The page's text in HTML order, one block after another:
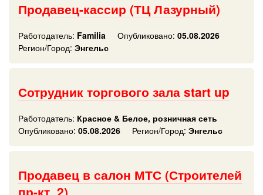
Продавец-кассир (ТЦ Лазурный)
Работодатель: Familia Опубликовано: 05.08.2026
Регион/Город: Энгельс
Сотрудник торгового зала start up
Работодатель: Красное & Белое, розничная сеть
Опубликовано: 05.08.2026 Регион/Город: Энгельс
Продавец в салон МТС (Строителей